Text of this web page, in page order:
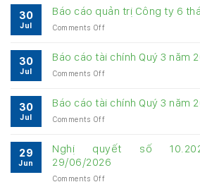
cung
về
ty
6
2026
30
Jul
Báo cáo quản trị Công ty 6
Comments Offon
quản
ty
2026
30
Jul
Báo cáo tài chính Quý 3 năm
Comments Offon
tài
3
năm
2026
30
Jul
Báo cáo tài chính Quý 3 năm
Comments Offon
cáo
tài
chính
Quý
29
Jun
Nghị quyết số
29/06/2026
Comments Offon